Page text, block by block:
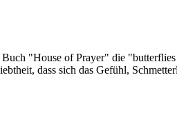
"House of Prayer" die
dass sich das Gefühl,